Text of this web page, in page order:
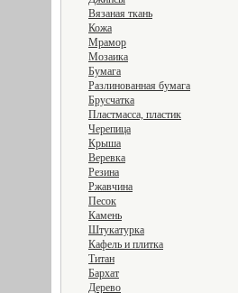
Вязаная ткань
Кожа
Мрамор
Мозаика
Бумага
Разлинованная бумага
Брусчатка
Пластмасса, пластик
Черепица
Крыша
Веревка
Резина
Ржавчина
Песок
Камень
Штукатурка
Кафель и плитка
Титан
Бархат
Дерево